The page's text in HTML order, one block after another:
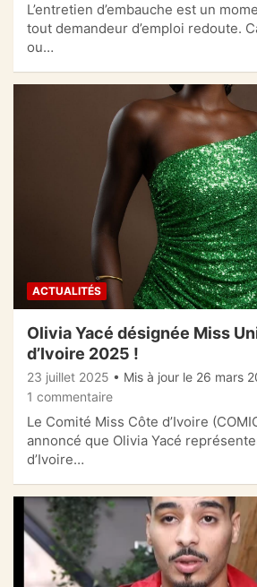
L’entretien d’embauche est un
tout demandeur d’emploi redoute.
ou…
ACTUALITÉS
Olivia Yacé désignée Miss
d’Ivoire 2025 !
23 juillet 2025 • Mis à jour le 26 mars
1 commentaire
Le Comité Miss Côte d’Ivoire
annoncé que Olivia Yacé
d’Ivoire…